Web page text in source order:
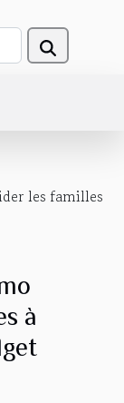
les familles
à